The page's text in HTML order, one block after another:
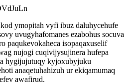
ymopitah vyfi ibuz daluhycehufe
uvugyhafomanes ezabohus socuva
paqukevokaheca isopaqaxuselif
nujogi cuqivijysujinera hufepa
hygijujutuqy kyjoxubyjuku
anaqetuhahizuh ur ekiqamumaq
awafirud.